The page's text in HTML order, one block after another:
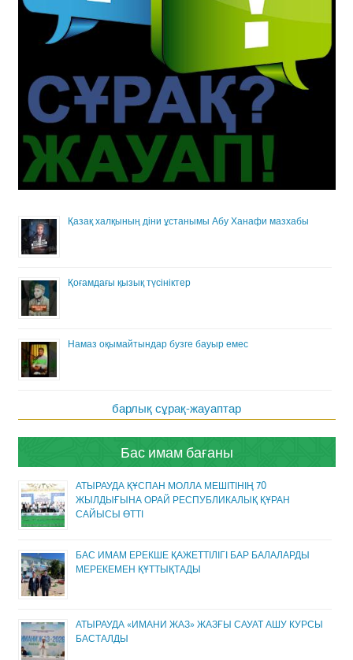
Қазақ халқының діни ұстанымы Абу Ханафи мазхабы
Қоғамдағы қызық түсініктер
Намаз оқымайтындар бузге бауыр емес
барлық сұрақ-жауаптар
Бас имам бағаны
АТЫРАУДА ҚҰСПАН МОЛЛА МЕШІТІНІҢ 70
ЖЫЛДЫҒЫНА ОРАЙ РЕСПУБЛИКАЛЫҚ ҚҰРАН
САЙЫСЫ ӨТТІ
БАС ИМАМ ЕРЕКШЕ ҚАЖЕТТІЛІГІ БАР БАЛАЛАРДЫ
МЕРЕКЕМЕН ҚҰТТЫҚТАДЫ
АТЫРАУДА «ИМАНИ ЖАЗ» ЖАЗҒЫ САУАТ АШУ КУРСЫ
БАСТАЛДЫ